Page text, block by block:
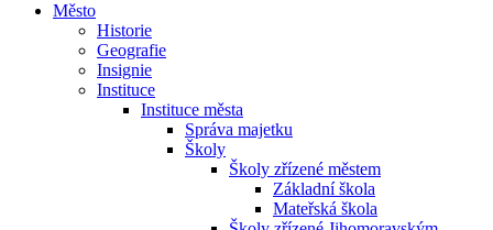
Město
Historie
Geografie
Insignie
Instituce
Instituce města
Správa majetku
Školy
Školy zřízené městem
Základní škola
Mateřská škola